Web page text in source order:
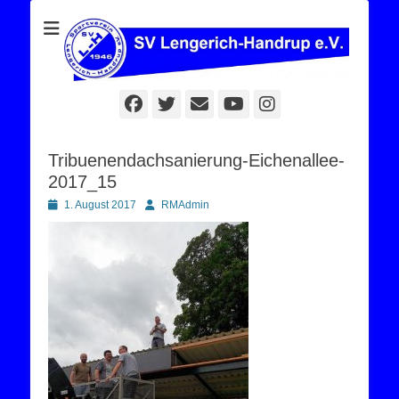
SV Lengerich-
Handrup e. V.
Sportverein Lengerich Handrup
Facebook
Twitter
E-
YouTube
Instagram
Tribuenendachsanierung-Eichenallee-
2017_15
Posted1. August 2017 AutorRMAdmin